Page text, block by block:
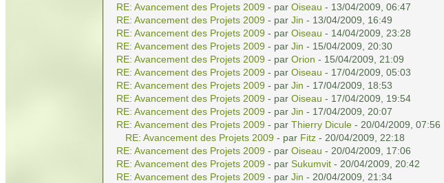
RE: Avancement des Projets 2009 - par Oiseau - 13/04/2009, 06:47
RE: Avancement des Projets 2009 - par Jin - 13/04/2009, 16:49
RE: Avancement des Projets 2009 - par Oiseau - 14/04/2009, 23:28
RE: Avancement des Projets 2009 - par Jin - 15/04/2009, 20:30
RE: Avancement des Projets 2009 - par Orion - 15/04/2009, 21:09
RE: Avancement des Projets 2009 - par Oiseau - 17/04/2009, 05:03
RE: Avancement des Projets 2009 - par Jin - 17/04/2009, 18:53
RE: Avancement des Projets 2009 - par Oiseau - 17/04/2009, 19:54
RE: Avancement des Projets 2009 - par Jin - 17/04/2009, 20:07
RE: Avancement des Projets 2009 - par Thierry Dicule- 20/04/2009, 07:56
RE: Avancement des Projets 2009 - par Fitz- 20/04/2009, 22:18
RE: Avancement des Projets 2009 - par Oiseau - 20/04/2009, 17:06
RE: Avancement des Projets 2009 - par Sukumvit- 20/04/2009, 20:42
RE: Avancement des Projets 2009 - par Jin - 20/04/2009, 21:34